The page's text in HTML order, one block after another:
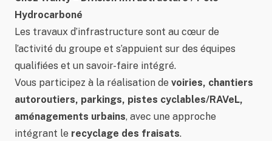
Hydrocarboné
Les travaux d’infrastructure sont au cœur de
l’activité du groupe et s’appuient sur des équipes
qualifiées et un savoir-faire intégré.
Vous participez à la réalisation de voiries, chantiers
autoroutiers, parkings, pistes cyclables/RAVeL,
aménagements urbains, avec une approche
intégrant le recyclage des fraisats.